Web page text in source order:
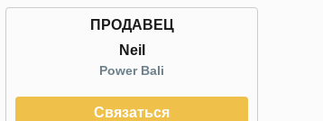
ПРОДАВЕЦ
Neil
Power Bali
Связаться